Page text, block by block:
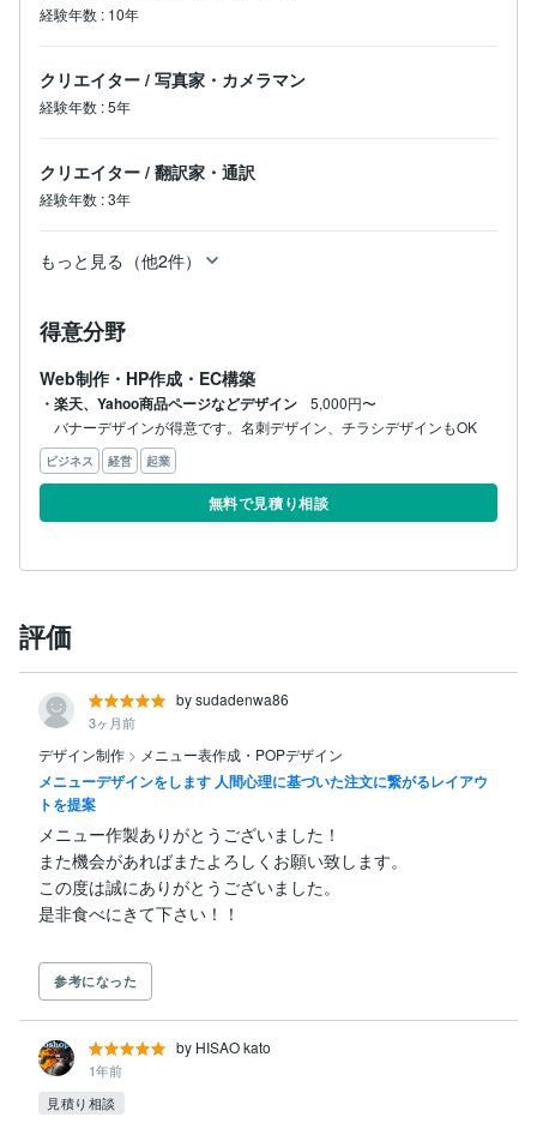
経験年数 : 10年
クリエイター / 写真家・カメラマン
経験年数 :5年
クリエイター / 翻訳家・通訳
経験年数 :3年
もっと見る（他2件）
得意分野
Web制作・HP作成・EC構築
・楽天、Yahoo商品ページなどデザイン
5,000円〜
バナーデザインが得意です。名刺デザイン、チラシデザインもOK
ビジネス 経営 起業
無料で見積り相談
評価
by sudadenwa86
3ヶ月前
デザイン制作 > メニュー表作成・POPデザイン
メニューデザインをします 人間心理に基づいた注文に繋がるレイアウ
トを提案
メニュー作製ありがとうございました！
また機会があればまたよろしくお願い致します。
この度は誠にありがとうございました。
参考になった
by HISAO kato
1年前
見積り相談